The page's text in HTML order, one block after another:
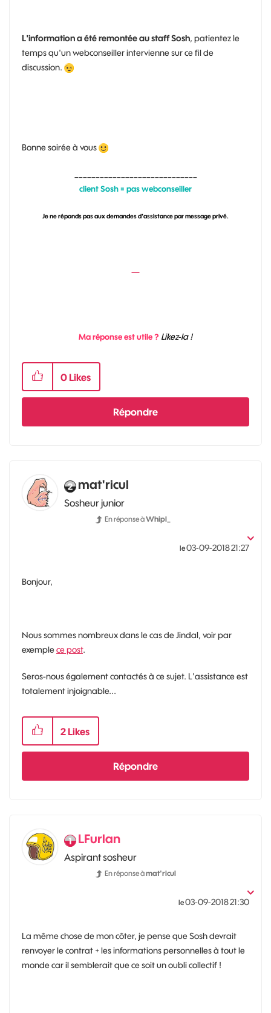
L'information a été remontée au staff Sosh, patientez le
temps qu'un webconseiller intervienne sur ce fil de
discussion.
Bonne soirée à vous
client Sosh = pas webconseiller
Je ne réponds pas aux demandes d'assistance par message privé.
Ma réponse est utile ? Likez-la !
0 Likes
Répondre
mat'ricul
Sosheur junior
En réponse àWhipl_
le‎03-09-201821:27
Bonjour,
Nous sommes nombreux dans le cas de Jindal, voir par
exemplece post.
Seros-nous également contactés à ce sujet. L'assistance est
totalement injoignable...
2 Likes
Répondre
LFurlan
Aspirant sosheur
En réponse àmat'ricul
le‎03-09-201821:30
La même chose de mon côter, je pense que Sosh devrait
renvoyer le contrat + les informations personnelles à tout le
monde car il semblerait que ce soit un oubli collectif !